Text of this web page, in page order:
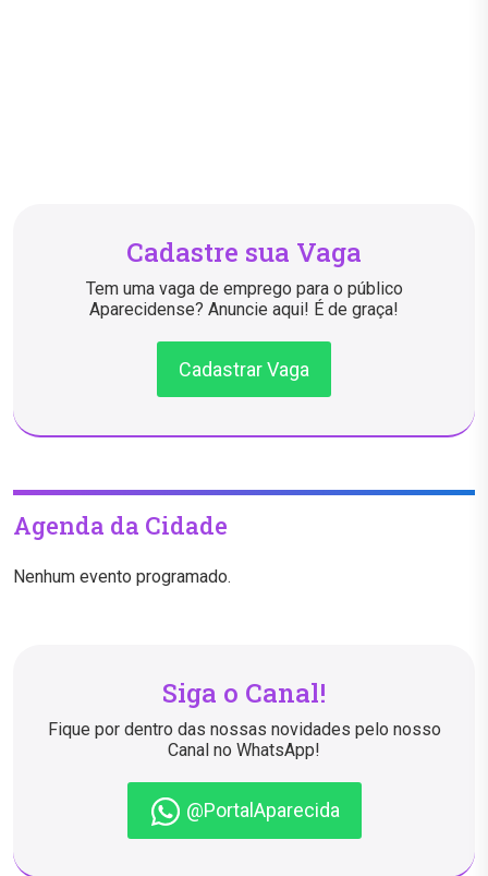
Cadastre sua Vaga
Tem uma vaga de emprego para o público
Aparecidense? Anuncie aqui! É de graça!
Cadastrar Vaga
Agenda da Cidade
Nenhum evento programado.
Siga o Canal!
Fique por dentro das nossas novidades pelo nosso
Canal no WhatsApp!
@PortalAparecida